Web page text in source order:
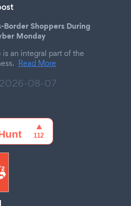
Shoppers During
Monday
an integral part of the
Read More
2026-08-07